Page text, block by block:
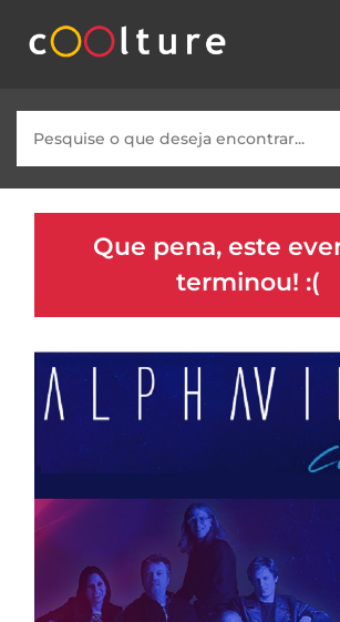
Que pena, este
terminou! :(